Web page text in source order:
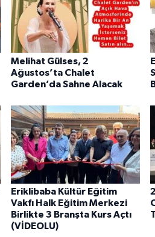
Melihat Gülses, 2
Ağustos’ta Chalet
Garden’da Sahne Alacak
Eriklibaba Kültür Eğitim
Vakfı Halk Eğitim Merkezi
Birlikte 3 Branşta Kurs Açtı
(VİDEOLU)